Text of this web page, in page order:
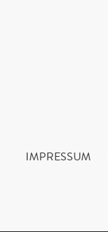
IMPRESSUM